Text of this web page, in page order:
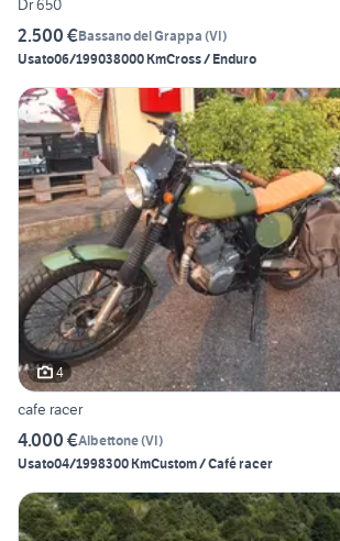
Dr 650
2.500 €Bassano del Grappa (VI)
Usato06/199038000 KmCross / Enduro
4
cafe racer
4.000 €Albettone(VI)
Usato04/1998300 KmCustom / Café racer